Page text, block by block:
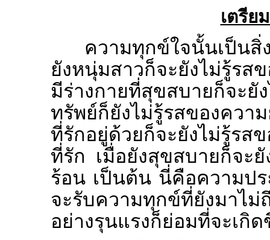
เตรีย
ความทุกข์ใจนั้นเป็น
ยังหนุ่มสาวก็จะยังไม่รู้รส
มีร่างกายที่สุขสบายก็จะยั
ทรัพย์ก็ยังไม่รู้รสของคว
ที่รักอยู่ด้วยก็จะยังไม่รู้รส
ที่รัก เมื่อยังสุขสบายก็จะ
ร้อน เป็นต้น นี่คือความปร
จะรับความทุกข์ที่ยังมา
อย่างรุนแรงก็ย่อมที่จะเกิ